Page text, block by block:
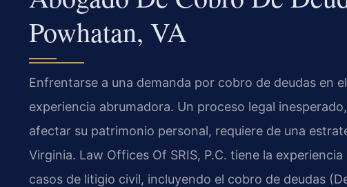
Powhatan, VA
Enfrentarse a una demanda por cobro de deudas en
experiencia abrumadora. Un proceso legal
afectar su patrimonio personal, requiere de una
Virginia. Law Offices Of SRIS, P.C. tiene la
casos de litigio civil, incluyendo el cobro de deudas